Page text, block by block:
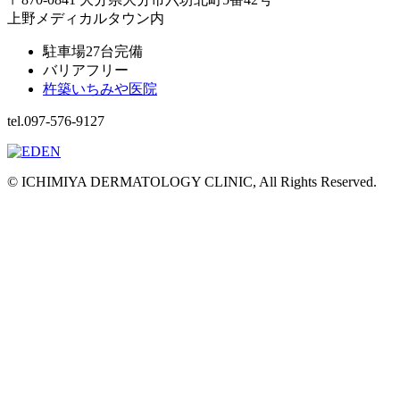
上野メディカルタウン内
駐車場27台完備
バリアフリー
杵築いちみや医院
tel.097-576-9127
© ICHIMIYA DERMATOLOGY CLINIC, All Rights Reserved.